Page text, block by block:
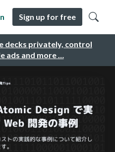
decks privately, control
ads and more …
Sign up for free